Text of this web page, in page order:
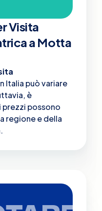
Visita
a Motta
Italia può variare
è
possono
regione e della